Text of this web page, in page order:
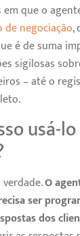
em que o
de negociação,
é de suma
sigilosas
– até o
usá-
O
ser
dos